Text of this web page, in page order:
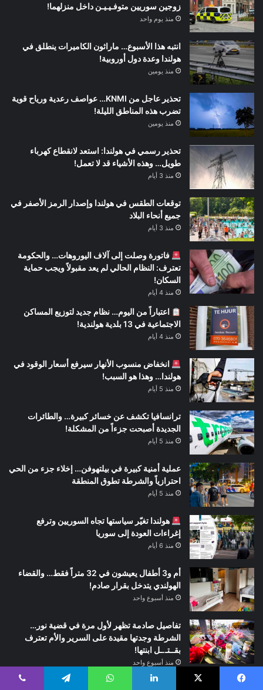
زوجين سوريين متوفـيـيـن داخل منزلهما!
منذ يوم واحد
انتبه هذا الأسبوع… ماراثون الكاميرات ينطلق في
هولندا وعدة دول أوروبية!
منذ يومين
تحذير عاجل من KNMI… عواصف رعدية ورياح قوية
تضرب هذه المناطق الليلة!
منذ يومين
تحذير رسمي في هولندا: استعد لانقطاع كهرباء
طويل… وهذه الأشياء قد لا تعمل!
منذ 3 أيام
توقعات الطقس في هولندا وإصدار الرمز الأصفر في
جميع أنحاء البلاد
منذ 3 أيام
فاتورة وصلت إلى آلاف اليوروهات… والحكومة
تعترف: النظام الحالي لم يعد مقبولاً ويجب حماية
السكان!
منذ 4 أيام
اعتباراً من اليوم… نظام جديد لتوزيع المساكن
الاجتماعية في 13 بلدية هولندية!
منذ 4 أيام
انخفاض منسوب الأنهار سيرفع أسعار الوقود في
هولندا… وهذا هو السبب!
منذ 5 أيام
ترانسافيا تكشف عن خسائر كبيرة… والطائرات
الجديدة أصبحت جزءاً من المشكلة!
منذ 5 أيام
عملية أمنية كبيرة في بيلتهوفن… إخلاء جزء من الحي
احترازياً والشرطة تطوق المنطقة
منذ 5 أيام
هولندا تغيّر سياستها تجاه السوريين وترفع
إغراءات العودة إلى سوريا
منذ 6 أيام
أم و3 أطفال يعيشون في 32 متراً فقط… والقضاء
الهولندي يتدخل بقرار صادم!
منذ أسبوع واحد
تفاصيل صادمة تظهر لأول مرة في قضية نور…
الشرطة وجدتها مقيدة على السرير والأم تعترف
بقــتـ.ـل ابنتها!
منذ أسبوع واحد
إصدار الرمز التحذيري الأصفر في أربعة مقاطعات